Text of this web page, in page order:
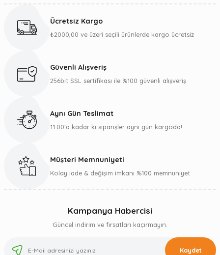
Ücretsiz Kargo
₺2000,00 ve üzeri seçili ürünlerde kargo ücretsiz
Güvenli Alışveriş
256bit SSL sertifikası ile %100 güvenli alışveriş
Aynı Gün Teslimat
11:00’a kadar ki siparişler aynı gün kargoda!
Müşteri Memnuniyeti
Kolay iade & değişim imkanı %100 memnuniyet
Kampanya Habercisi
Güncel indirim ve fırsatları kaçırmayın.
Kaydet